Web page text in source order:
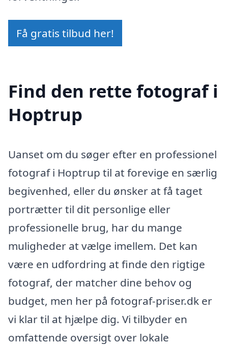
Få gratis tilbud her!
Find den rette fotograf i
Hoptrup
Uanset om du søger efter en professionel
fotograf i Hoptrup til at forevige en særlig
begivenhed, eller du ønsker at få taget
portrætter til dit personlige eller
professionelle brug, har du mange
muligheder at vælge imellem. Det kan
være en udfordring at finde den rigtige
fotograf, der matcher dine behov og
budget, men her på fotograf-priser.dk er
vi klar til at hjælpe dig. Vi tilbyder en
omfattende oversigt over lokale